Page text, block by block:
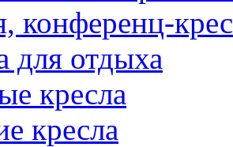
конференц-
для отдыха
кресла
кресла